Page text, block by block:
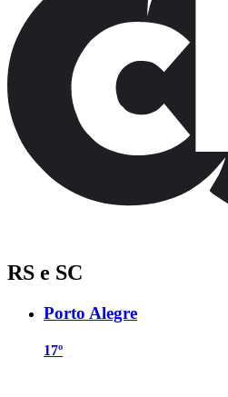
RS e SC
Porto Alegre
17º